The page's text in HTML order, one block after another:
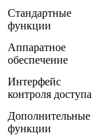
Стандартные
функции
Аппаратное
обеспечение
Интерфейс
контроля доступа
Дополнительные
функции